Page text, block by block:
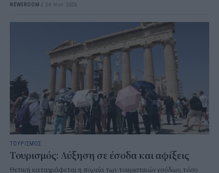
NEWSROOM / 24 Ιουν 2026
ΤΟΥΡΙΣΜΟΣ
Τουρισμός: Αύξηση σε έσοδα και αφίξεις
Θετική καταγράφεται η πορεία των τουριστικών εσόδων, τόσο